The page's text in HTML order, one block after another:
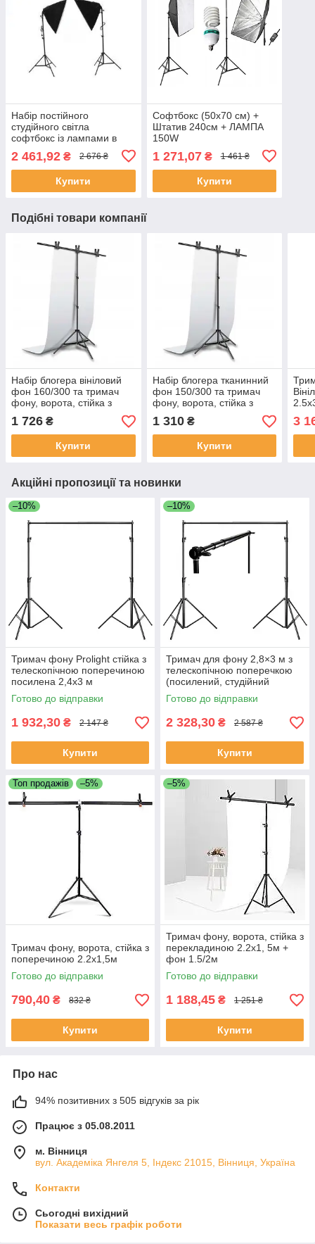
Набір постійного
студійного світла
софтбокс із лампами в
2 461,92 ₴ 2 676 ₴
Купити
Софтбокс (50х70 см) +
Штатив 240см + ЛАМПА
150W
1 271,07₴ 1 461 ₴
Купити
Подібні товари компанії
Набір блогера вініловий
фон 160/300 та тримач
фону, ворота, стійка з
перекладиною 2.2х1,5м
1 726 ₴
Купити
Набір блогера тканинний
фон 150/300 та тримач
фону, ворота, стійка з
перекладиною 2.2х1,5м
1 310₴
Купити
Фон
3
Акційні пропозиції та новинки
–10%
Тримач фону Prolight стійка з
телескопічною поперечиною
посилена 2,4х3 м
Готово до відправки
1 932,30 ₴ 2 147 ₴
Купити
–10%
Тримач для фону 2,8×3 м з
телескопічною поперечкою
(посилений, студійний
комплект)
Готово до відправки
2 328,30 ₴ 2 587 ₴
Купити
Топ продажів –5%
Тримач фону, ворота, стійка з
поперечиною 2.2х1,5м
Готово до відправки
790,40 ₴ 832 ₴
Купити
–5%
Тримач фону, ворота, стійка з
перекладиною 2.2х1, 5м +
фон 1.5/2м
Готово до відправки
1 188,45 ₴ 1 251 ₴
Купити
Про нас
94% позитивних з 505 відгуків за рік
Працює з 05.08.2011
м. Вінниця
вул. Академіка Янгеля 5, Індекс 21015, Вінниця, Україна
Контакти
Сьогодні вихідний
Показати весь графік роботи